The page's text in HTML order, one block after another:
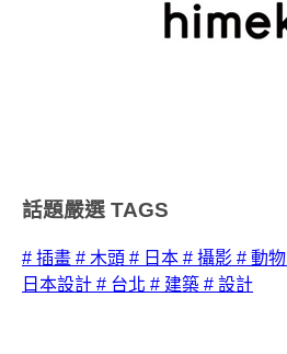
話題嚴選 TAGS
# 插畫 # 木頭 # 日本 # 攝影 # 動物
日本設計 # 台北 # 建築 # 設計